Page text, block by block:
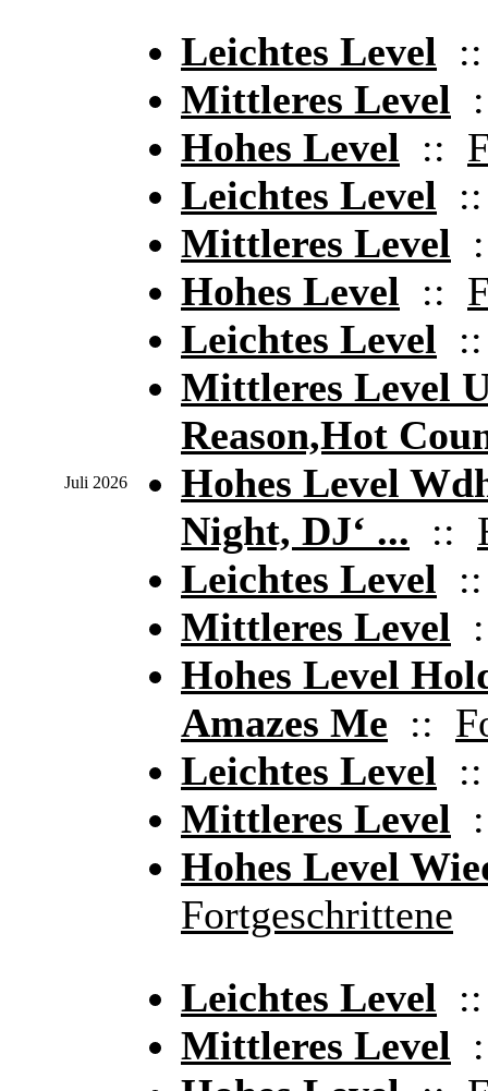
Juli 2026
Leichtes Level
Mittleres Level
Hohes Level ::
Leichtes Level
Mittleres Level
Hohes Level ::
Leichtes Level
Mittleres Level
Reason,Hot
Hohes Level
Night, DJ‘ ... ::
Leichtes Level
Mittleres Level
Hohes Level
Amazes Me ::
Leichtes Level
Mittleres Level
Hohes Level
Fortgeschrittene
Leichtes Level
Mittleres Level